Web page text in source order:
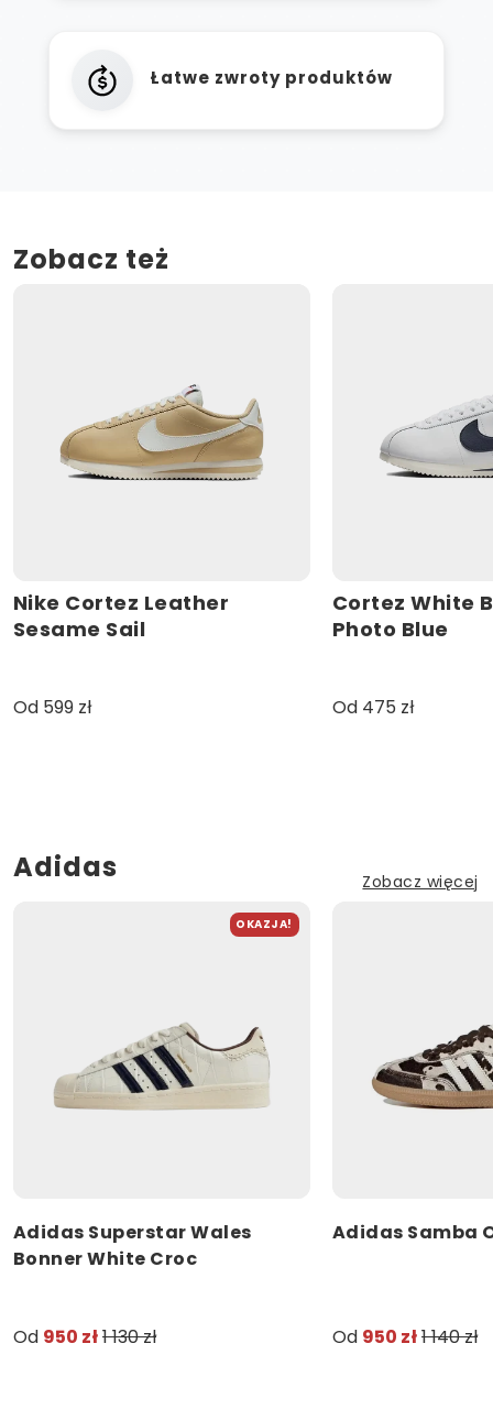
Łatwe zwroty produktów
Zobacz też
Nike Cortez Leather
Sesame Sail
Od 599 zł
Cortez White
Photo Blue
Od 475 zł
Adidas Zobacz więcej
OKAZJA!
Adidas Superstar Wales
Bonner White Croc
Od 950 zł1 130 zł
Adidas Samba
Od 950 zł1 140 zł